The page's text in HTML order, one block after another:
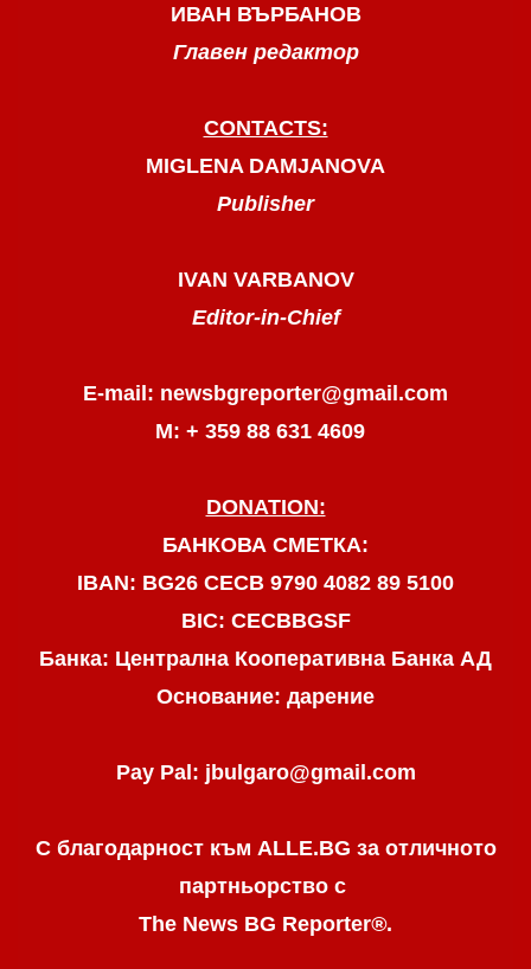
ИВАН ВЪРБАНОВ
Главен редактор
CONTACTS:
MIGLENA DAMJANOVA
Publisher
IVAN VARBANOV
Editor-in-Chief
E-mail: newsbgreporter@gmail.com
М: + 359 88 631 4609
DONATION:
БАНКОВА СМЕТКА:
IBAN: BG26 CECB 9790 4082 89 5100
BIC: CECBBGSF
Банка: Централна Кооперативна Банка АД
Основание: дарение
Pay Pal: jbulgaro@gmail.com
С благодарност към ALLE.BG за отличното
партньорство с
The News BG Reporter®.